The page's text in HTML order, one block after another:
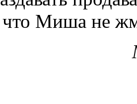
что Миша не